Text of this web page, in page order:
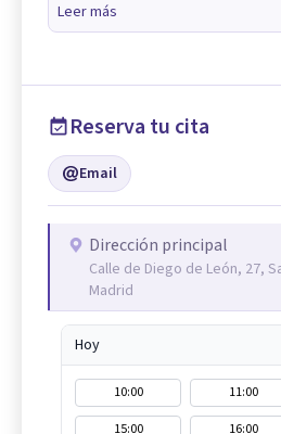
Leer más
Reserva tu cita
Email
Dirección principal
Calle de Diego de León, 27,
Madrid
Hoy
10:00 11:00
15:00
16:00